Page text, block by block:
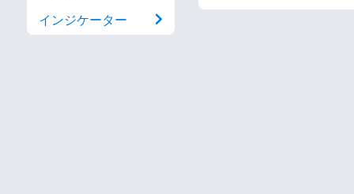
インジケーター